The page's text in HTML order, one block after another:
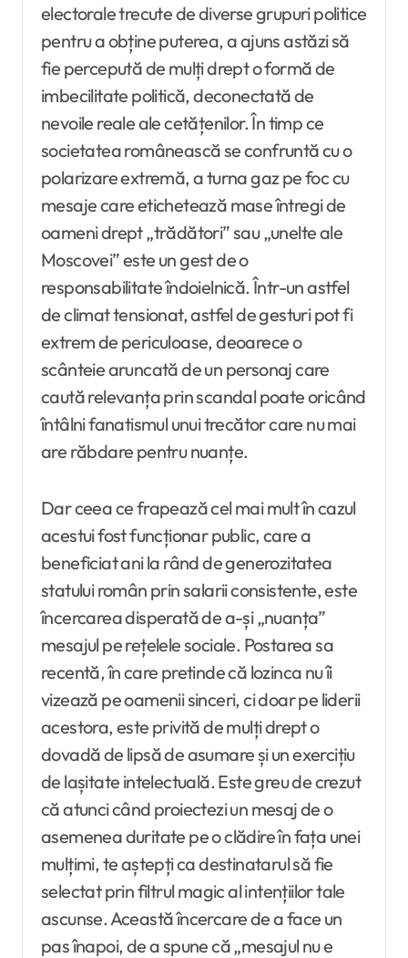
electorale trecute de diverse grupuri politice
pentru a obține puterea, a ajuns astăzi să
fie percepută de mulți drept o formă de
imbecilitate politică, deconectată de
nevoile reale ale cetățenilor. În timp ce
societatea românească se confruntă cu o
polarizare extremă, a turna gaz pe foc cu
mesaje care etichetează mase întregi de
oameni drept „trădători” sau „unelte ale
Moscovei” este un gest de o
responsabilitate îndoielnică. Într-un astfel
de climat tensionat, astfel de gesturi pot fi
extrem de periculoase, deoarece o
scânteie aruncată de un personaj care
caută relevanța prin scandal poate oricând
întâlni fanatismul unui trecător care nu mai
are răbdare pentru nuanțe.
Dar ceea ce frapează cel mai mult în cazul
acestui fost funcționar public, care a
beneficiat ani la rând de generozitatea
statului român prin salarii consistente, este
încercarea disperată de a-și „nuanța”
mesajul pe rețelele sociale. Postarea sa
recentă, în care pretinde că lozinca nu îi
vizează pe oamenii sinceri, ci doar pe liderii
acestora, este privită de mulți drept o
dovadă de lipsă de asumare și un exercițiu
de lașitate intelectuală. Este greu de crezut
că atunci când proiectezi un mesaj de o
asemenea duritate pe o clădire în fața unei
mulțimi, te aștepți ca destinatarul să fie
selectat prin filtrul magic al intențiilor tale
ascunse. Această încercare de a face un
pas înapoi, de a spune că „mesajul nu e